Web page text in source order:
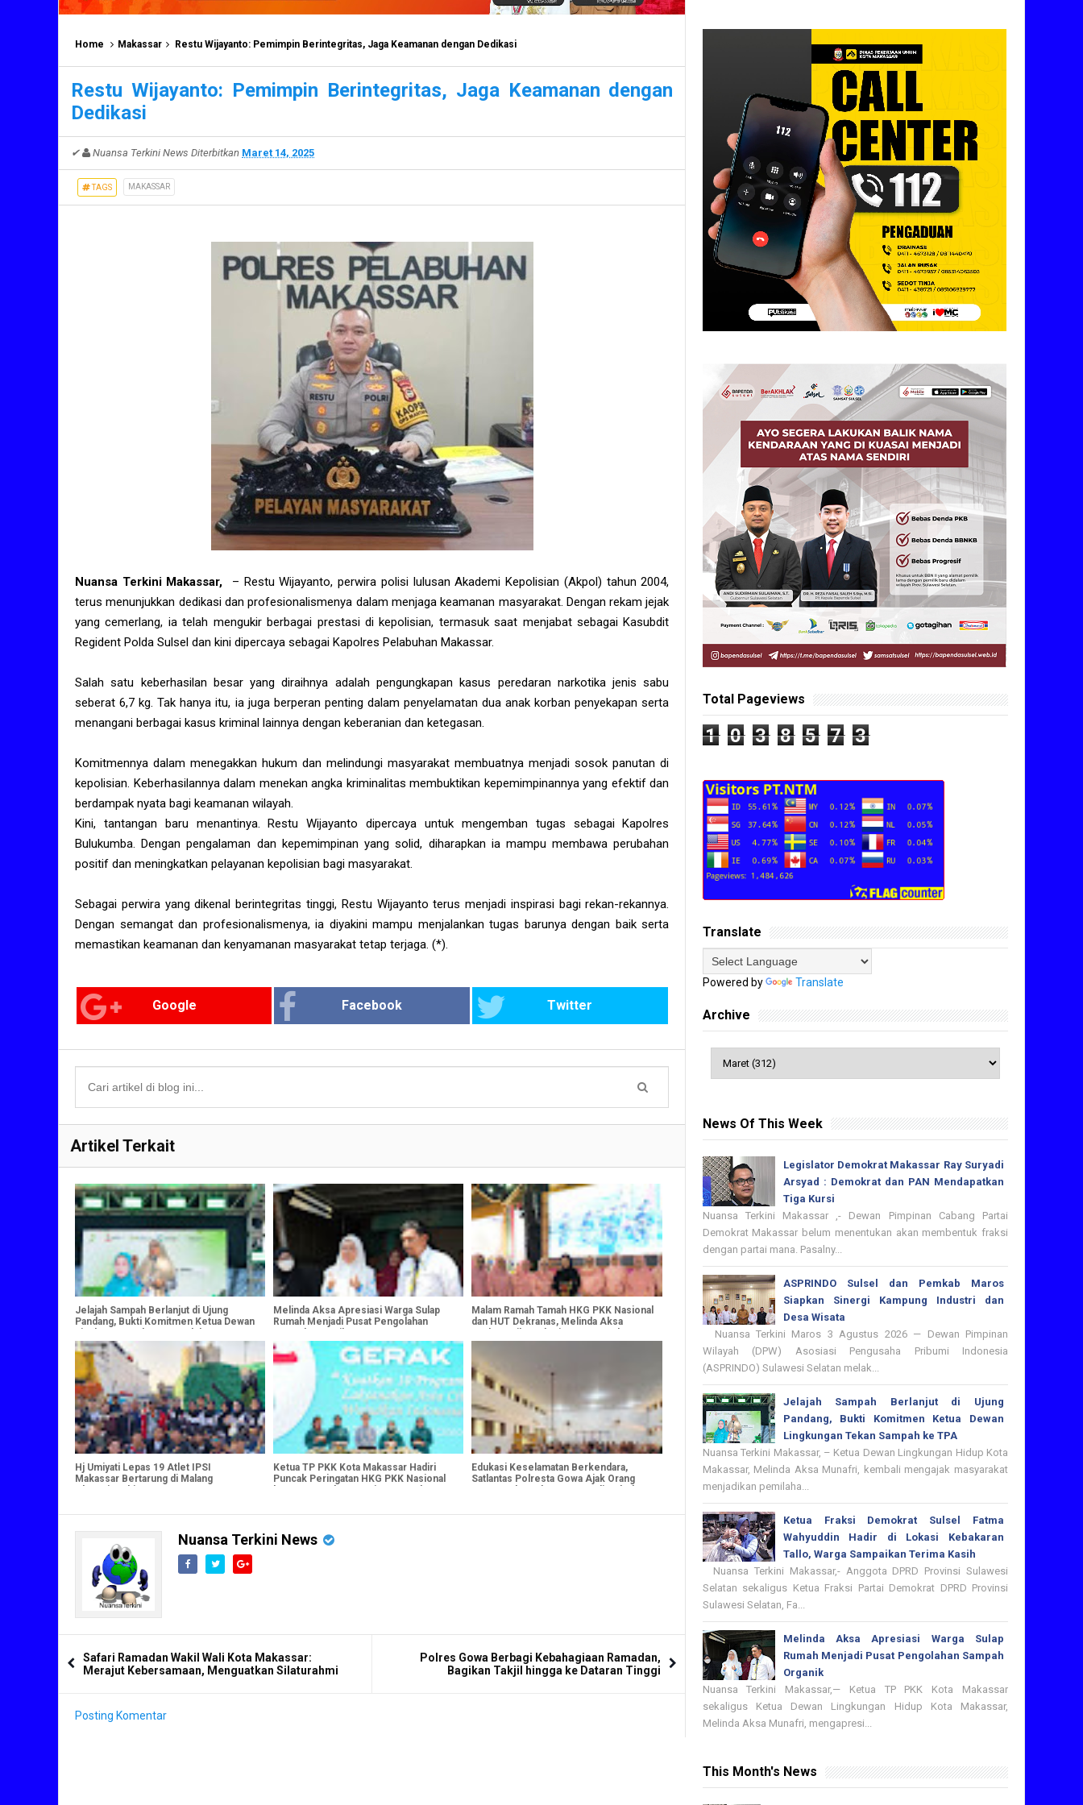
Home Makassar Restu Wijayanto: Pemimpin Berintegritas, Jaga Keamanan dengan Dedikasi
Restu Wijayanto: Pemimpin Berintegritas, Jaga Keamanan dengan
Dedikasi
✔ Nuansa Terkini News Diterbitkan Maret 14, 2025
TAGS MAKASSAR
Nuansa Terkini Makassar,
– Restu Wijayanto, perwira polisi lulusan Akademi Kepolisian (Akpol) tahun 2004,
terus menunjukkan dedikasi dan profesionalismenya dalam menjaga keamanan masyarakat. Dengan rekam jejak
yang cemerlang, ia telah mengukir berbagai prestasi di kepolisian, termasuk saat menjabat sebagai Kasubdit
Regident Polda Sulsel dan kini dipercaya sebagai Kapolres Pelabuhan Makassar.
Salah satu keberhasilan besar yang diraihnya adalah pengungkapan kasus peredaran narkotika jenis sabu
seberat 6,7 kg. Tak hanya itu, ia juga berperan penting dalam penyelamatan dua anak korban penyekapan serta
menangani berbagai kasus kriminal lainnya dengan keberanian dan ketegasan.
Komitmennya dalam menegakkan hukum dan melindungi masyarakat membuatnya menjadi sosok panutan di
kepolisian. Keberhasilannya dalam menekan angka kriminalitas membuktikan kepemimpinannya yang efektif dan
berdampak nyata bagi keamanan wilayah.
Kini, tantangan baru menantinya. Restu Wijayanto dipercaya untuk mengemban tugas sebagai Kapolres
Bulukumba. Dengan pengalaman dan kepemimpinan yang solid, diharapkan ia mampu membawa perubahan
positif dan meningkatkan pelayanan kepolisian bagi masyarakat.
Sebagai perwira yang dikenal berintegritas tinggi, Restu Wijayanto terus menjadi inspirasi bagi rekan-rekannya.
Dengan semangat dan profesionalismenya, ia diyakini mampu menjalankan tugas barunya dengan baik serta
memastikan keamanan dan kenyamanan masyarakat tetap terjaga. (*).
Google Facebook Twitter
Artikel Terkait
Jelajah Sampah Berlanjut di Ujung
Pandang, Bukti Komitmen Ketua Dewan
Melinda Aksa Apresiasi Warga Sulap
Rumah Menjadi Pusat Pengolahan
Malam Ramah Tamah HKG PKK Nasional
dan HUT Dekranas, Melinda Aksa
Hj Umiyati Lepas 19 Atlet IPSI
Makassar Bertarung di Malang
Ketua TP PKK Kota Makassar Hadiri
Puncak Peringatan HKG PKK Nasional
Edukasi Keselamatan Berkendara,
Satlantas Polresta Gowa Ajak Orang
Nuansa Terkini News
Safari Ramadan Wakil Wali Kota Makassar:
Merajut Kebersamaan, Menguatkan Silaturahmi
Polres Gowa Berbagi Kebahagiaan Ramadan,
Bagikan Takjil hingga ke Dataran Tinggi
Posting Komentar
Total Pageviews
1 0 3 8 5 7 3
Translate
Powered by Translate
Archive
News Of This Week
Legislator Demokrat Makassar Ray Suryadi
Arsyad : Demokrat dan PAN Mendapatkan
Tiga Kursi
Nuansa Terkini Makassar ,- Dewan Pimpinan Cabang Partai
Demokrat Makassar belum menentukan akan membentuk fraksi
dengan partai mana. Pasalny...
ASPRINDO Sulsel dan Pemkab Maros
Siapkan Sinergi Kampung Industri dan
Desa Wisata
Nuansa Terkini Maros 3 Agustus 2026 — Dewan Pimpinan
Wilayah (DPW) Asosiasi Pengusaha Pribumi Indonesia
(ASPRINDO) Sulawesi Selatan melak...
Jelajah Sampah Berlanjut di Ujung
Pandang, Bukti Komitmen Ketua Dewan
Lingkungan Tekan Sampah ke TPA
Nuansa Terkini Makassar, – Ketua Dewan Lingkungan Hidup Kota
Makassar, Melinda Aksa Munafri, kembali mengajak masyarakat
menjadikan pemilaha...
Ketua Fraksi Demokrat Sulsel Fatma
Wahyuddin Hadir di Lokasi Kebakaran
Tallo, Warga Sampaikan Terima Kasih
Nuansa Terkini Makassar,- Anggota DPRD Provinsi Sulawesi
Selatan sekaligus Ketua Fraksi Partai Demokrat DPRD Provinsi
Sulawesi Selatan, Fa...
Melinda Aksa Apresiasi Warga Sulap
Rumah Menjadi Pusat Pengolahan Sampah
Organik
Nuansa Terkini Makassar,— Ketua TP PKK Kota Makassar
sekaligus Ketua Dewan Lingkungan Hidup Kota Makassar,
Melinda Aksa Munafri, mengapresi...
This Month's News